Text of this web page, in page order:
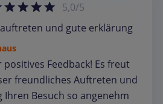
5,0/5
und gute erklärung
Feedback! Es freut
freundliches Auftreten und
Ihren Besuch so angenehm